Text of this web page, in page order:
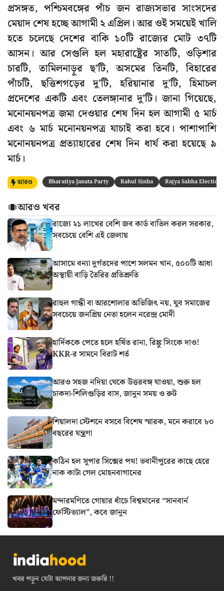
প্রসঙ্গত, পশ্চিমবঙ্গের পাঁচ জন রাজ্যসভার সাংসদের
মেয়াদ শেষ হচ্ছে আগামী ২ এপ্রিল। আর ওই সময়েই খালি
হতে চলেছে দেশের বাকি ১০টি রাজ্যের মোট ৩৭টি
আসন। আর সেগুলি হল মহারাষ্ট্রের সাতটি, ওড়িশার
চারটি, তামিলনাড়ুর ছ’টি, অসমের তিনটি, বিহারের
পাঁচটি, ছত্তিশগড়ের দু’টি, হরিয়ানার দু’টি, হিমাচল
প্রদেশের একটি এবং তেলঙ্গানার দু’টি। জানা গিয়েছে,
মনোনয়নপত্র জমা দেওয়ার শেষ দিন হল আগামী ৫ মার্চ
এবং ৬ মার্চ মনোনয়নপত্র যাচাই করা হবে। পাশাপাশি
মনোনয়নপত্র প্রত্যাহারের শেষ দিন ধার্য করা হয়েছে ৯
মার্চ।
আরও Bharatiya Janata Party Rahul Sinha Rajya Sabha Election
আরও খবর
রাজ্যে ২১ লাখের বেশি জব কার্ড বাতিল করল সরকার,
সবচেয়ে বেশি এই জেলায়
আসামে বন্যা দুর্গতদের পাশে সলমন খান, ৫০০টি আধা
অস্থায়ী বাড়ি তৈরির প্রতিশ্রুতি
রাহুল গান্ধী বা আরশোলার অভিজিৎ নয়, যুব সমাজের
সবচেয়ে জনপ্রিয় নেতা হলেন নরেন্দ্র মোদী
হার্দিককে পেতে হলে হর্ষিত রানা, রিঙ্কু সিংকে দাও!
KKR-র সামনে বিরাট শর্ত
আরও সহজ নদিয়া থেকে উত্তরবঙ্গ যাওয়া, শুরু হল
চাকদা-শিলিগুড়ির বাস, জানুন সময় ও রুট
শিয়ালদা স্টেশনে বসবে বিশেষ স্মারক, মনে করাবে ৮০
বছরের যন্ত্রণা
কঠিন হল সুপার সিক্সের পথ! ভবানীপুরের কাছে হেরে
নাক কাটা গেল মোহনবাগানের
মন্দারমণিতে গোয়ার ধাঁচে বিশ্বমানের “সানবার্ন
ফেস্টিভ্যাল”, কবে জানুন
খবর পড়ুন যেটা আপনার জন্য জরুরি !!